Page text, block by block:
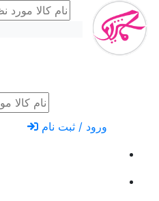
ورود / ثبت نام